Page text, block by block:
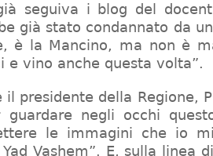
seguiva i blog del
già stato condannato da
è la Mancino, ma non è
e vino anche questa volta”.
il presidente della Regione,
guardare negli occhi
le immagini che io
Vashem”. E, sulla linea